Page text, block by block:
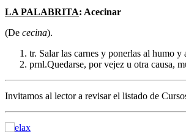
LA PALABRITA: Acecinar
(De cecina).
tr. Salar las carnes y ponerlas al humo
prnl.Quedarse, por vejez u otra causa,
Invitamos al lector a revisar el listado de